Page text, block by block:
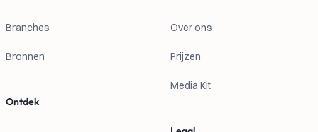
Branches
Bronnen
Ontdek
Over ons
Prijzen
Media Kit